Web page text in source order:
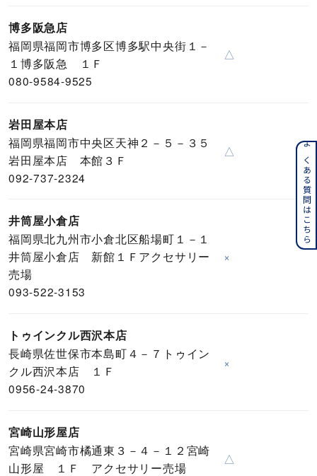
博多阪急店
福岡県福岡市博多区博多駅中央街１－
１博多阪急 １Ｆ
080-9584-9525
△
岩田屋本店
福岡県福岡市中央区天神２－５－３５
岩田屋本店 本館３Ｆ
092-737-2324
△
井筒屋小倉店
福岡県北九州市小倉北区船場町１－１
井筒屋小倉店 新館１Ｆアクセサリー
売場
093-522-3153
×
トゥインクル西沢本店
長崎県佐世保市本島町４－７トゥイン
クル西沢本店 １Ｆ
0956-24-3870
×
宮崎山形屋店
宮崎県宮崎市橘通東３－４－１２宮崎
山形屋 １Ｆ アクセサリー売場
△
よくある質問はこちら